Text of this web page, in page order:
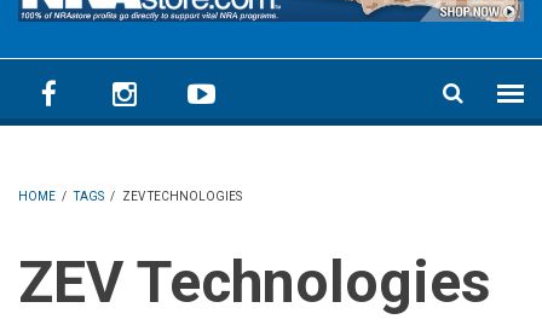
HOME / TAGS / ZEV TECHNOLOGIES
ZEV Technologies